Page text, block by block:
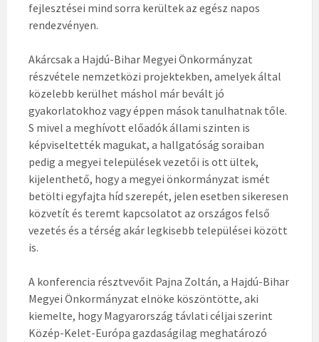
fejlesztései mind sorra kerültek az egész napos
rendezvényen.
Akárcsak a Hajdú-Bihar Megyei Önkormányzat
részvétele nemzetközi projektekben, amelyek által
közelebb kerülhet máshol már bevált jó
gyakorlatokhoz vagy éppen mások tanulhatnak tőle.
S mivel a meghívott előadók állami szinten is
képviseltették magukat, a hallgatóság soraiban
pedig a megyei települések vezetői is ott ültek,
kijelenthető, hogy a megyei önkormányzat ismét
betölti egyfajta híd szerepét, jelen esetben sikeresen
közvetít és teremt kapcsolatot az országos felső
vezetés és a térség akár legkisebb települései között
is.
A konferencia résztvevőit Pajna Zoltán, a Hajdú-Bihar
Megyei Önkormányzat elnöke köszöntötte, aki
kiemelte, hogy Magyarország távlati céljai szerint
Közép-Kelet-Európa gazdaságilag meghatározó